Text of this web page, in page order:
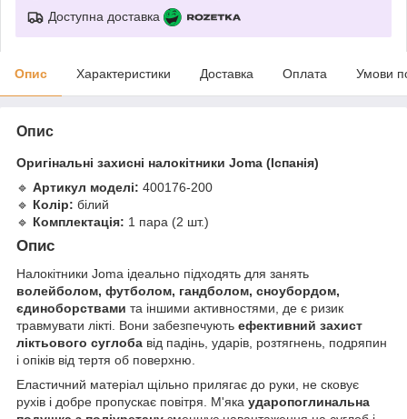
Доступна доставка
Опис Характеристики Доставка Оплата Умови
Опис
Оригінальні захисні налокітники Joma (Іспанія)
🔹 Артикул моделі: 400176-200
🔹 Колір: білий
🔹 Комплектація: 1 пара (2 шт.)
Опис
Налокітники Joma ідеально підходять для занять
волейболом, футболом, гандболом, сноубордом,
єдиноборствами та іншими активностями, де є ризик
травмувати лікті. Вони забезпечують ефективний захист
ліктьового суглоба від падінь, ударів, розтягнень, подряпин
і опіків від тертя об поверхню.
Еластичний матеріал щільно прилягає до руки, не сковує
рухів і добре пропускає повітря. М'яка ударопоглинальна